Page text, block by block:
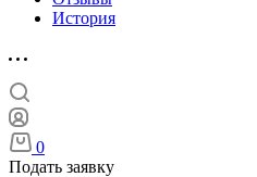
История
0
Подать заявку